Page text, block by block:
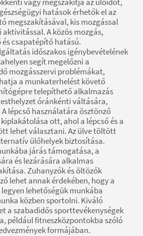
hatások érhetők el az
megszakításával, kis mozgással
A közös mozgás,
csapatépítő hatású.
időszakos igénybevételének
segít megelőzni a
mozgásszervi problémákat,
a munkaterhelést követő
telepíthető alkalmazás
óránkénti váltására,
A lépcső használatára ösztönző
ott, ahol a lépcső és a
lehet választani. Az ülve töltött
ülőhelyek biztosítása.
járás támogatása, a
és lezárására alkalmas
Zuhanyzók és öltözők
lehet annak érdekében, hogy a
lehetőségük munkába
közben sportolni. Kiváló
a szabadidős sporttevékenységek
például fitneszközpontokba szóló
formájában.